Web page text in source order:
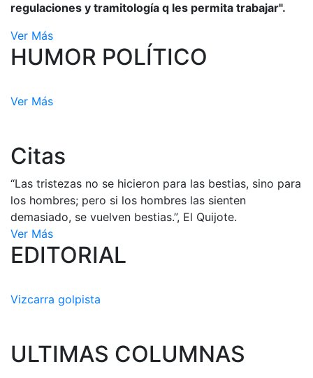
regulaciones y tramitología q les permita trabajar".
Ver Más
HUMOR POLÍTICO
Ver Más
Citas
“Las tristezas no se hicieron para las bestias, sino para
los hombres; pero si los hombres las sienten
demasiado, se vuelven bestias.”, El Quijote.
Ver Más
EDITORIAL
Vizcarra golpista
ULTIMAS COLUMNAS